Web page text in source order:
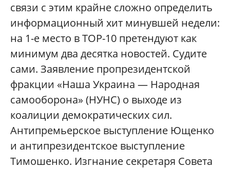
связи с этим крайне сложно определить
информационный хит минувшей недели:
на 1-е место в ТОР-10 претендуют как
минимум два десятка новостей. Судите
сами. Заявление пропрезидентской
фракции «Наша Украина — Народная
самооборона» (НУНС) о выходе из
коалиции демократических сил.
Антипремьерское выступление Ющенко
и антипрезидентское выступление
Тимошенко. Изгнание секретаря Совета